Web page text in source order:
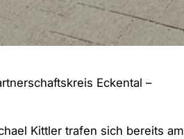
Eckental –
Kittler trafen sich bereits am